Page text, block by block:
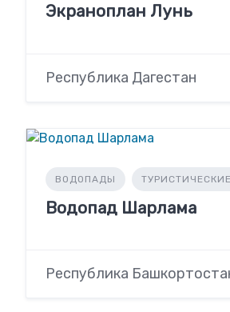
Экраноплан Лунь
Республика Дагестан
ВОДОПАДЫ
Водопад Шарлама
Республика